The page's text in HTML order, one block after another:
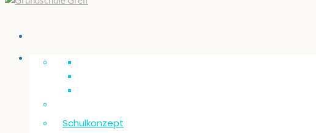
Unsere “Greif”
Schulkonzept